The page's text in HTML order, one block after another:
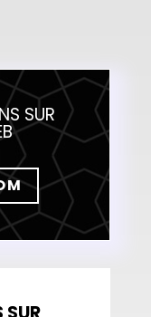
SUR